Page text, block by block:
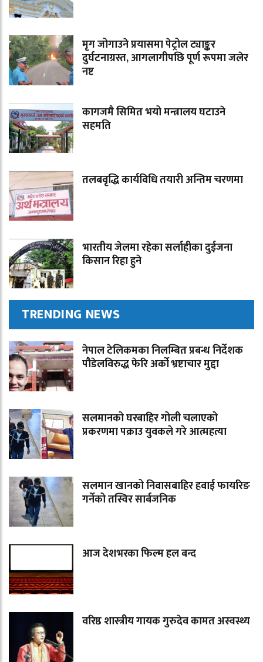
मृग जोगाउने प्रयासमा पेट्रोल ट्याङ्कर
दुर्घटनाग्रस्त, आगलागीपछि पूर्ण रूपमा जलेर
नष्ट
कागजमै सिमित भयो मन्त्रालय घटाउने
सहमति
तलबवृद्धि कार्यविधि तयारी अन्तिम चरणमा
भारतीय जेलमा रहेका सर्लाहीका दुईजना
किसान रिहा हुने
TRENDING NEWS
नेपाल टेलिकमका निलम्बित प्रबन्ध निर्देशक
पौडेलविरुद्ध फेरि अर्को भ्रष्टाचार मुद्दा
सलमानको घरबाहिर गोली चलाएको
प्रकरणमा पक्राउ युवकले गरे आत्महत्या
सलमान खानको निवासबाहिर हवाई फायरिङ
गर्नेको तस्विर सार्बजनिक
आज देशभरका फिल्म हल बन्द
वरिष्ठ शास्त्रीय गायक गुरुदेव कामत अस्वस्थ्य